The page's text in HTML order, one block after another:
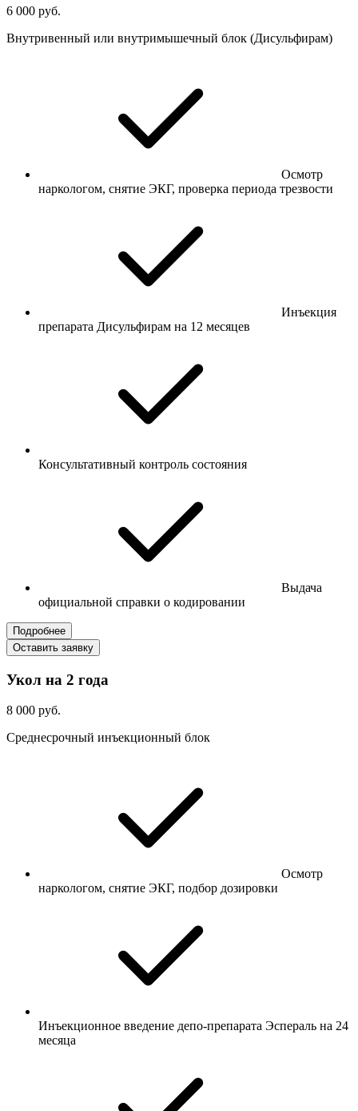
6 000 руб.
Внутривенный или внутримышечный блок (Дисульфирам)
Осмотр
наркологом, снятие ЭКГ, проверка периода трезвости
Инъекция
препарата Дисульфирам на 12 месяцев
Консультативный контроль состояния
Выдача
официальной справки о кодировании
Подробнее
Оставить заявку
Укол на 2 года
8 000 руб.
Среднесрочный инъекционный блок
Осмотр
наркологом, снятие ЭКГ, подбор дозировки
Инъекционное введение депо-препарата Эспераль на 24
месяца